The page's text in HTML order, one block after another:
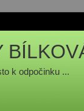
k odpočinku ...